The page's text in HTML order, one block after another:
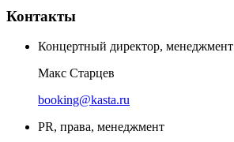
Контакты
Концертный директор, менеджмент
Макс Старцев
booking@kasta.ru
PR, права, менеджмент